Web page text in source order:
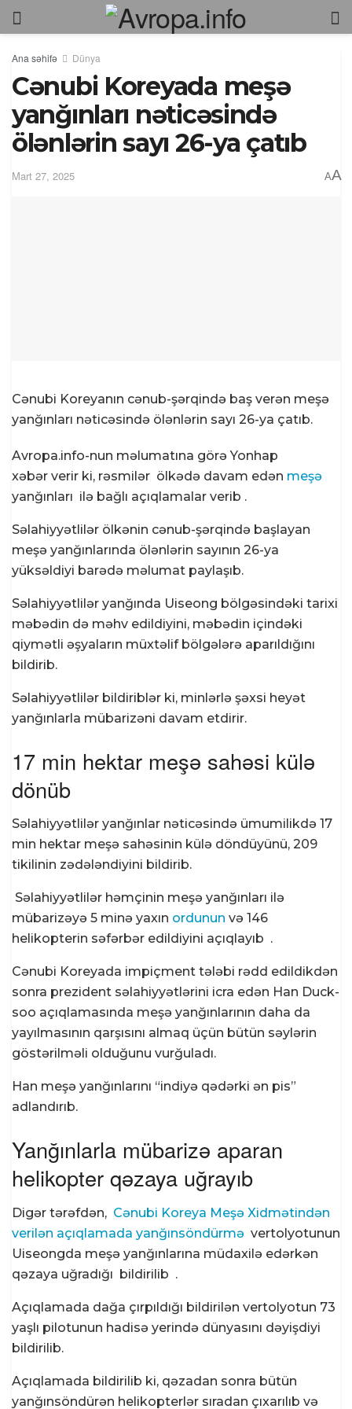
Ana səhifə Dünya
Cənubi Koreyada meşə
yanğınları nəticəsində
ölənlərin sayı 26-ya çatıb
Mart 27, 2025 AA
Cənubi Koreyanın cənub-şərqində baş verən meşə
yanğınları nəticəsində ölənlərin sayı 26-ya çatıb.
Avropa.info-nun məlumatına görə Yonhap
xəbər verir ki, rəsmilər ölkədə davam edən meşə
yanğınları ilə bağlı açıqlamalar verib .
Səlahiyyətlilər ölkənin cənub-şərqində başlayan
meşə yanğınlarında ölənlərin sayının 26-ya
yüksəldiyi barədə məlumat paylaşıb.
Səlahiyyətlilər yanğında Uiseong bölgəsindəki tarixi
məbədin də məhv edildiyini, məbədin içindəki
qiymətli əşyaların müxtəlif bölgələrə aparıldığını
bildirib.
Səlahiyyətlilər bildiriblər ki, minlərlə şəxsi heyət
yanğınlarla mübarizəni davam etdirir.
17 min hektar meşə sahəsi külə
dönüb
Səlahiyyətlilər yanğınlar nəticəsində ümumilikdə 17
min hektar meşə sahəsinin külə döndüyünü, 209
tikilinin zədələndiyini bildirib.
Səlahiyyətlilər həmçinin meşə yanğınları ilə
mübarizəyə 5 minə yaxın ordunun və 146
helikopterin səfərbər edildiyini açıqlayıb .
Cənubi Koreyada impiçment tələbi rədd edildikdən
sonra prezident səlahiyyətlərini icra edən Han Duck-
soo açıqlamasında meşə yanğınlarının daha da
yayılmasının qarşısını almaq üçün bütün səylərin
göstərilməli olduğunu vurğuladı.
Han meşə yanğınlarını “indiyə qədərki ən pis”
adlandırıb.
Yanğınlarla mübarizə aparan
helikopter qəzaya uğrayıb
Digər tərəfdən, Cənubi Koreya Meşə Xidmətindən
verilən açıqlamada yanğınsöndürmə vertolyotunun
Uiseongda meşə yanğınlarına müdaxilə edərkən
qəzaya uğradığı bildirilib .
Açıqlamada dağa çırpıldığı bildirilən vertolyotun 73
yaşlı pilotunun hadisə yerində dünyasını dəyişdiyi
bildirilib.
Açıqlamada bildirilib ki, qəzadan sonra bütün
yanğınsöndürən helikopterlər sıradan çıxarılıb və